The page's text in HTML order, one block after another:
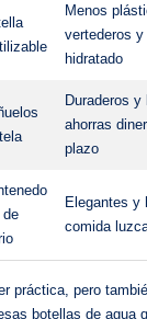
Menos
vertederos
hidratado
Duraderos y
ahorras
plazo
de
Elegantes y
comida
práctica, pero
botellas de agua